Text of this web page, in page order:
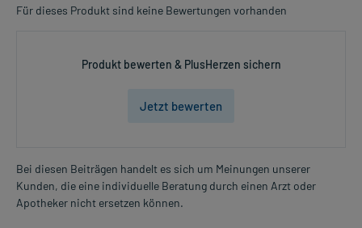
Für dieses Produkt sind keine Bewertungen vorhanden
Produkt bewerten & PlusHerzen sichern
Jetzt bewerten
Bei diesen Beiträgen handelt es sich um Meinungen unserer
Kunden, die eine individuelle Beratung durch einen Arzt oder
Apotheker nicht ersetzen können.